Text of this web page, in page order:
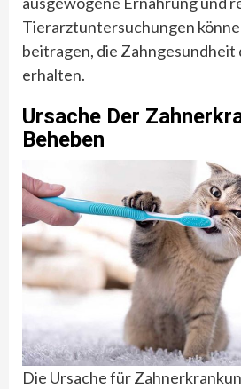
Tierarztuntersuchungen
beitragen, die Zahngesundheit
erhalten.
Ursache Der
Beheben
Die Ursache für